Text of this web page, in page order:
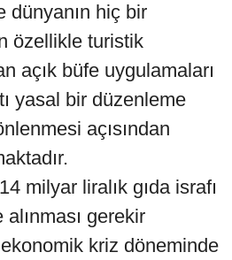
dünyanın hiç bir
özellikle turistik
açık büfe uygulamaları
yasal bir düzenleme
açısından
milyar liralık gıda israfı
alınması gerekir
kriz döneminde